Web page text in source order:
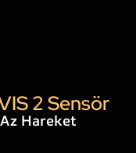
2 Sensör
Hareket